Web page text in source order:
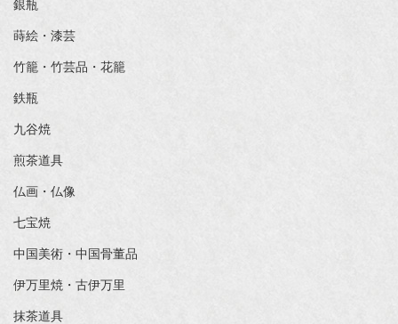
銀瓶
蒔絵・漆芸
竹籠・竹芸品・花籠
鉄瓶
九谷焼
煎茶道具
仏画・仏像
七宝焼
中国美術・中国骨董品
伊万里焼・古伊万里
抹茶道具